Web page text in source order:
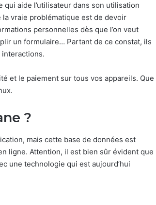
aide l’utilisateur dans son utilisation
vraie problématique est de devoir
personnelles dès que l’on veut
un formulaire… Partant de ce constat, ils
et le paiement sur tous vos appareils. Que
?
mais cette base de données est
ligne. Attention, il est bien sûr évident que
une technologie qui est aujourd’hui